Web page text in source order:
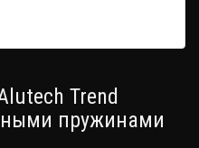
Trend
пружинами